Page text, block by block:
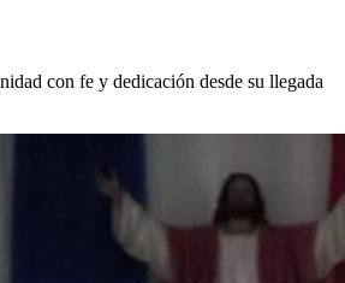
con fe y dedicación desde su llegada